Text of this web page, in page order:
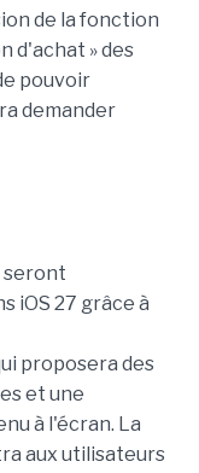
de la fonction
d'achat » des
pouvoir
demander
seront
iOS 27 grâce à
proposera des
et une
à l'écran. La
aux utilisateurs